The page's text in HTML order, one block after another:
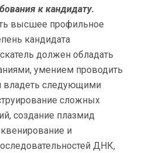
к кандидату.
высшее профильное
кандидата
должен обладать
умением проводить
владеть следующими
сложных
создание плазмид
и
ДНК,